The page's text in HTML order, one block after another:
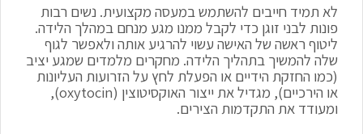
לא תמיד חייבים להשתמש במעסה מקצועית. נשים רבות
פונות לבני זוגן כדי לקבל ממנו מגע מנחם במהלך הלידה.
ליטוף ראשה של האישה עשוי להרגיע אותה ולאפשר לגוף
שלה להמשיך בתהליך הלידה. מחקרים מלמדים שמגע יציב
(כמו החזקת הידיים או הפעלת לחץ על הזרועות העליונות
או הירכיים), מגדיל את ייצור האוקסיטוצין (oxytocin),
ומעודד את התקדמות הצירים.